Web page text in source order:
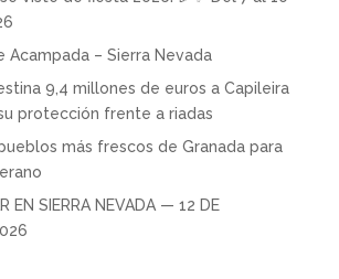
Acampada – Sierra Nevada
9,4 millones de euros a Capileira
protección frente a riadas
más frescos de Granada para
EN SIERRA NEVADA — 12 DE